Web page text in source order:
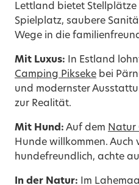
Lettland bietet Stellplätze
Spielplatz, saubere
Wege in die
Mit Luxus: In Estland
Camping Pikseke bei
und modernster
zur Realität.
Mit Hund: Auf dem Natur
Hunde willkommen. Auch
hundefreundlich, achte
In der Natur: Im